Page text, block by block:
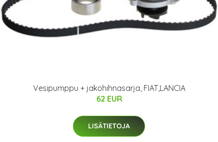
Vesipumppu + jakohihnasarja, FIAT,LANCIA
62 EUR
LISÄTIETOJA